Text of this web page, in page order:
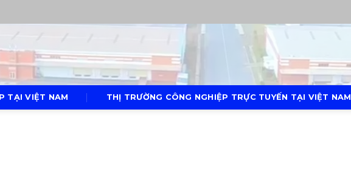
TẠI VIỆT NAM THỊ TRƯỜNG CÔNG NGHIỆP TRỰC TUYẾN TẠI VIỆT NAM